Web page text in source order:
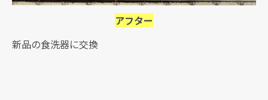
アフター
新品の食洗器に交換